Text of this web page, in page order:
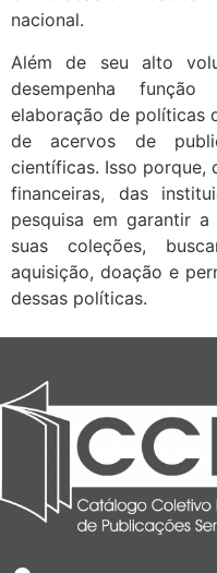
nacional.
Além de seu alto
desempenha
elaboração de políticas
de acervos de
científicas. Isso porque,
financeiras, das
pesquisa em garantir
suas coleções,
aquisição, doação e
dessas políticas.